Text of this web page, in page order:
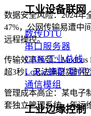
工业设备联网
数传DTU
串口服务器
CAN/工业总线
LoRa/蜂群/星闪
通信模组
工业边缘控制
数据安全风险：2024年
47%，公网传输易遭中
远程操控。
传输效率瓶颈：
超3秒，无法满足实时控
管理成本高企：某电子
套独立管理系统，年运